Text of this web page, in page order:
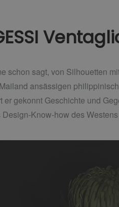
schon sagt, von Silhouetten
ansässigen
gekonnt Geschichte und
Know-how des